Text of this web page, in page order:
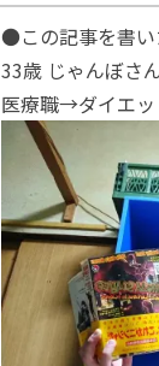
●この記事を書い
33歳 じゃんぼさ
医療職→ダイエ